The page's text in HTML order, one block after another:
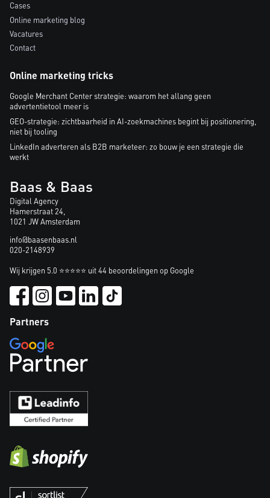
Cases
Online marketing blog
Vacatures
Contact
Online marketing tricks
Google Merchant Center strategie: waarom het allang geen
advertentietool meer is
GEO-strategie: zichtbaarheid in AI-zoekmachines begint bij positionering,
niet bij tooling
LinkedIn adverteren als B2B marketeer: zo bouw je een strategie die
werkt
Baas & Baas
Digital Agency
Hamerstraat 24,
1021 JW Amsterdam
info@baasenbaas.nl
020-2148939
Wij krijgen 5.0 ⭐⭐⭐⭐⭐ uit 44 beoordelingen op Google
Partners